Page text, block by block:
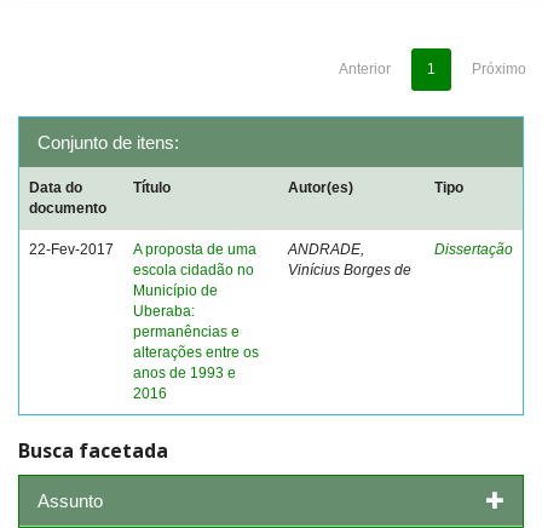
Anterior 1 Próximo
Conjunto de itens:
Data do
documento
Título Autor(es) Tipo
22-Fev-2017
A proposta de uma
escola cidadão no
Município de
Uberaba:
permanências e
alterações entre os
anos de 1993 e
2016
ANDRADE,
Vinícius Borges de
Dissertação
Busca facetada
Assunto